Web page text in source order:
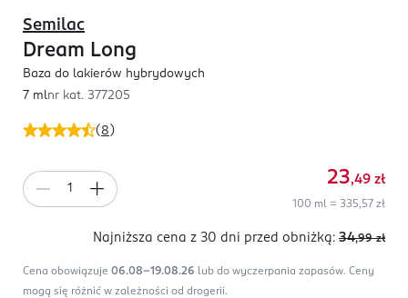
( 8 )
Semilac
Dream Long
Baza do lakierów hybrydowych
7 mlnr kat. 377205
23,49 zł
100 ml = 335,57 zł
Najniższa cena z 30 dni przed obniżką: 34,99 zł
Cena obowiązuje 06.08-19.08.26 lub do wyczerpania zapasów. Ceny
mogą się różnić w zależności od drogerii.